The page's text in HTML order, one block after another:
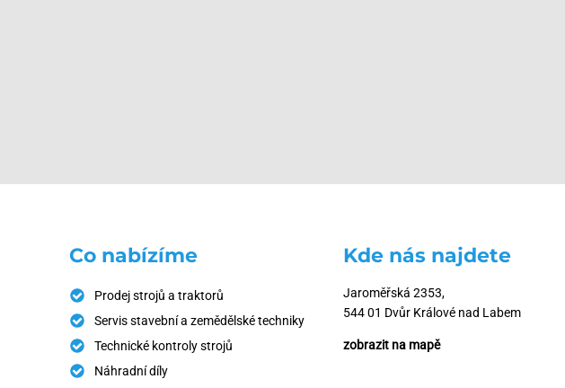
Co nabízíme
Prodej strojů a traktorů
Servis stavební a zemědělské techniky
Technické kontroly strojů
Náhradní díly
Kde nás najdete
Jaroměřská 2353,
544 01 Dvůr Králové nad Labem
zobrazit na mapě